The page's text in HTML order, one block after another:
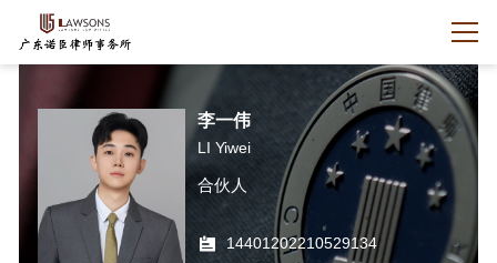
李一伟
LI Yiwei
合伙人
14401202210529134